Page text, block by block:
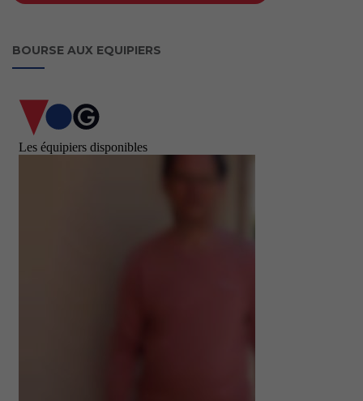
BOURSE AUX EQUIPIERS